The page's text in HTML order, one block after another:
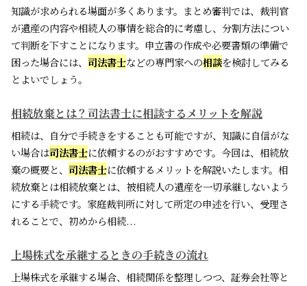
知識が求められる場面が多くあります。まとめ審判では、裁判官
が遺産の内容や相続人の事情を総合的に考慮し、分割方法につい
て判断を下すことになります。申立書の作成や必要書類の準備で
困った場合には、 司法書士などの専門家への相談を検討してみる
とよいでしょう。
相続放棄とは？司法書士に相談するメリットを解説
相続は、自分で手続きをすることも可能ですが、知識に自信がな
い場合は司法書士に依頼するのがおすすめです。今回は、相続放
棄の概要と、 司法書士に依頼するメリットを解説いたします。相
続放棄とは相続放棄とは、被相続人の遺産を一切承継しないよう
にする手続です。家庭裁判所に対して所定の申述を行い、受理さ
れることで、初めから相続...
上場株式を承継するときの手続きの流れ
上場株式を承継する場合、相続関係を整理しつつ、証券会社等と